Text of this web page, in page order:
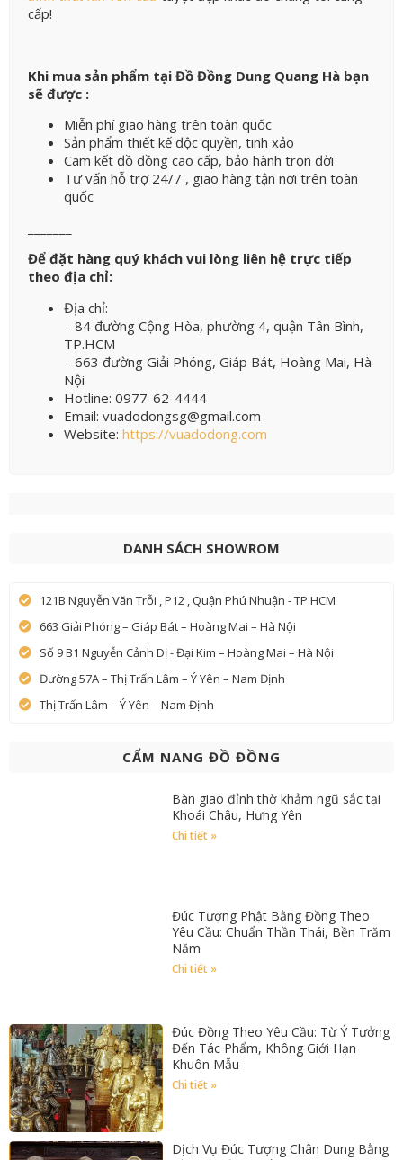
cấp!
Khi mua sản phẩm tại Đồ Đồng Dung Quang Hà bạn
sẽ được :
Miễn phí giao hàng trên toàn quốc
Sản phẩm thiết kế độc quyền, tinh xảo
Cam kết đồ đồng cao cấp, bảo hành trọn đời
Tư vấn hỗ trợ 24/7 , giao hàng tận nơi trên toàn
quốc
Để đặt hàng quý khách vui lòng liên hệ trực tiếp
theo địa chỉ:
Địa chỉ:
– 84 đường Cộng Hòa, phường 4, quận Tân Bình,
TP.HCM
– 663 đường Giải Phóng, Giáp Bát, Hoàng Mai, Hà
Nội
Hotline: 0977-62-4444
Email: vuadodongsg@gmail.com
Website: https://vuadodong.com
DANH SÁCH SHOWROM
121B Nguyễn Văn Trỗi , P12 , Quận Phú Nhuận - TP.HCM
663 Giải Phóng – Giáp Bát – Hoàng Mai – Hà Nội
Số 9 B1 Nguyễn Cảnh Dị - Đại Kim – Hoàng Mai – Hà Nội
Đường 57A – Thị Trấn Lâm – Ý Yên – Nam Định
Thị Trấn Lâm – Ý Yên – Nam Định
CẨM NANG ĐỒ ĐỒNG
Bàn giao đỉnh thờ khảm ngũ sắc tại
Khoái Châu, Hưng Yên
Chi tiết »
Đúc Tượng Phật Bằng Đồng Theo
Yêu Cầu: Chuẩn Thần Thái, Bền Trăm
Năm
Chi tiết »
Đúc Đồng Theo Yêu Cầu: Từ Ý Tưởng
Đến Tác Phẩm, Không Giới Hạn
Khuôn Mẫu
Chi tiết »
Dịch Vụ Đúc Tượng Chân Dung Bằng